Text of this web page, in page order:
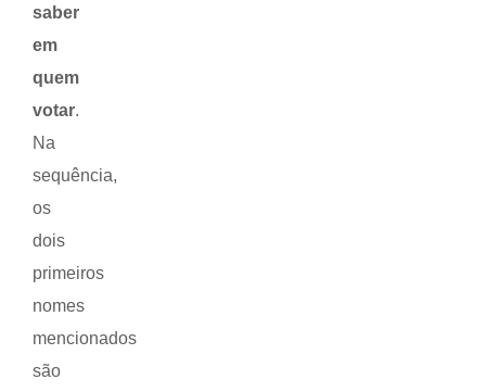
saber
em
quem
votar.
Na
sequência,
os
dois
primeiros
nomes
mencionados
são